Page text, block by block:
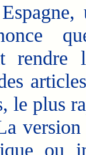
rendre
le plus
version
ou